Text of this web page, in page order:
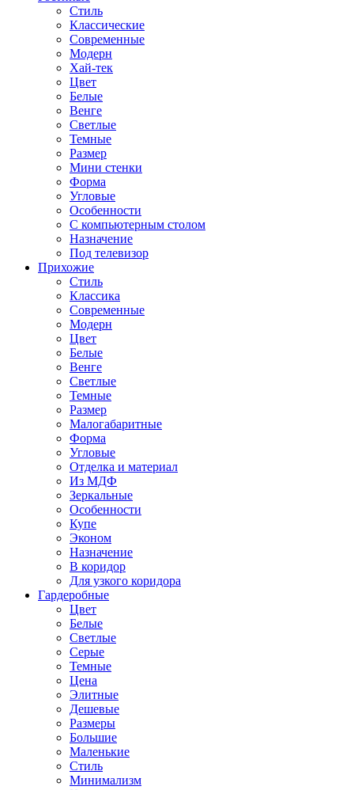
Стиль
Классические
Современные
Модерн
Хай-тек
Цвет
Белые
Венге
Светлые
Темные
Размер
Мини стенки
Форма
Угловые
Особенности
С компьютерным столом
Назначение
Под телевизор
Прихожие
Стиль
Классика
Современные
Модерн
Цвет
Белые
Венге
Светлые
Темные
Размер
Малогабаритные
Форма
Угловые
Отделка и материал
Из МДФ
Зеркальные
Особенности
Купе
Эконом
Назначение
В коридор
Для узкого коридора
Гардеробные
Цвет
Белые
Светлые
Серые
Темные
Цена
Элитные
Дешевые
Размеры
Большие
Маленькие
Стиль
Минимализм